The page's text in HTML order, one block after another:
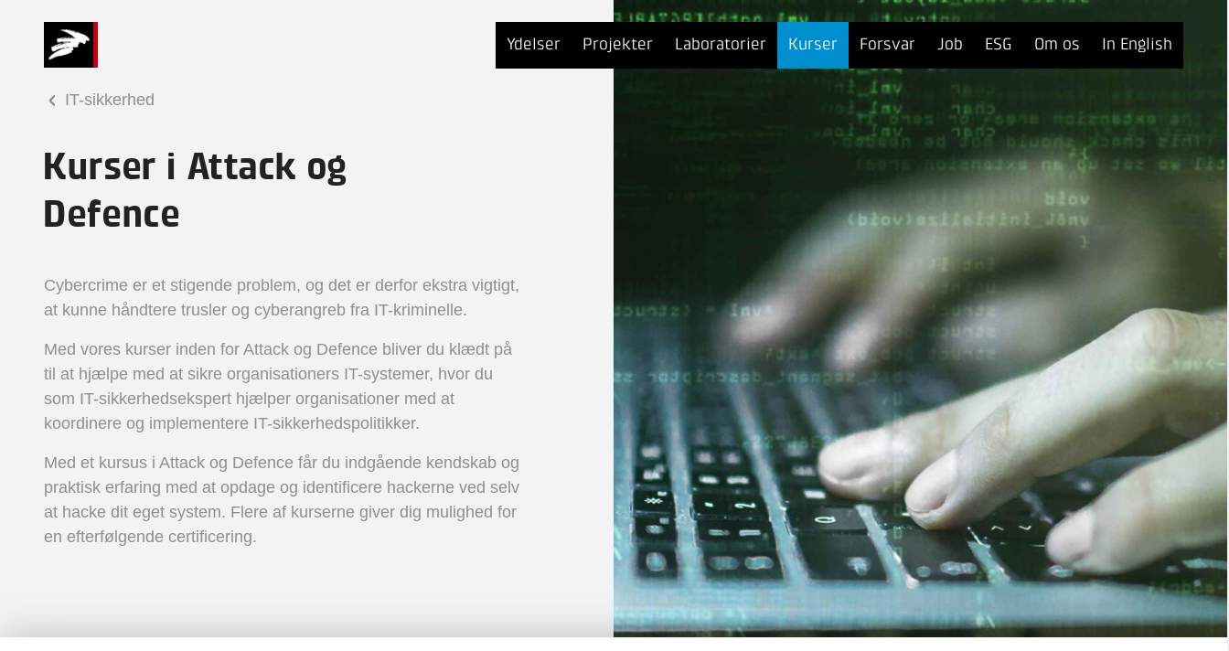
Ydelser Projekter Laboratorier Kurser Forsvar Job ESG Om os In English
IT-sikkerhed
Kurser i Attack og
Defence
Cybercrime er et stigende problem, og det er derfor ekstra vigtigt,
at kunne håndtere trusler og cyberangreb fra IT-kriminelle.
Med vores kurser inden for Attack og Defence bliver du klædt på
til at hjælpe med at sikre organisationers IT-systemer, hvor du
som IT-sikkerhedsekspert hjælper organisationer med at
koordinere og implementere IT-sikkerhedspolitikker.
Med et kursus i Attack og Defence får du indgående kendskab og
praktisk erfaring med at opdage og identificere hackerne ved selv
at hacke dit eget system. Flere af kurserne giver dig mulighed for
en efterfølgende certificering.